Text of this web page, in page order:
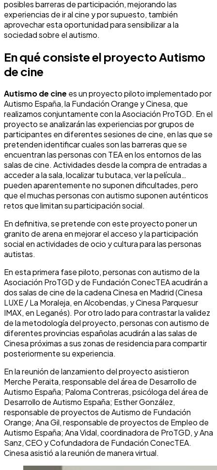
posibles barreras de participación, mejorando las
experiencias de ir al cine y por supuesto, también
aprovechar esta oportunidad para sensibilizar a la
sociedad sobre el autismo.
En qué consiste el proyecto Autismo
de cine
Autismo de cine es un proyecto piloto implementado por
Autismo España, la Fundación Orange y Cinesa, que
realizamos conjuntamente con la Asociación ProTGD. En el
proyecto se analizarán las experiencias por grupos de
participantes en diferentes sesiones de cine, en las que se
pretenden identificar cuales son las barreras que se
encuentran las personas con TEA en los entornos de las
salas de cine. Actividades desde la compra de entradas a
acceder a la sala, localizar tu butaca, ver la película…
pueden aparentemente no suponen dificultades, pero
que el muchas personas con autismo suponen auténticos
retos que limitan su participación social.
En definitiva, se pretende con este proyecto poner un
granito de arena en mejorar el acceso y la participación
social en actividades de ocio y cultura para las personas
autistas.
En esta primera fase piloto, personas con autismo de la
Asociación ProTGD y de Fundación ConecTEA acudirán a
dos salas de cine de la cadena Cinesa en Madrid (Cinesa
LUXE / La Moraleja, en Alcobendas, y Cinesa Parquesur
IMAX, en Leganés). Por otro lado para contrastar la validez
de la metodología del proyecto, personas con autismo de
diferentes provincias españolas acudirán a las salas de
Cinesa próximas a sus zonas de residencia para compartir
posteriormente su experiencia.
En la reunión de lanzamiento del proyecto asistieron
Merche Peraita, responsable del área de Desarrollo de
Autismo España; Paloma Contreras, psicóloga del área de
Desarrollo de Autismo España; Esther González,
responsable de proyectos de Autismo de Fundación
Orange; Ana Gil, responsable de proyectos de Empleo de
Autismo España; Ana Vidal, coordinadora de ProTGD, y Ana
Sanz, CEO y Cofundadora de Fundación ConecTEA.
Cinesa asistió a la reunión de manera virtual.